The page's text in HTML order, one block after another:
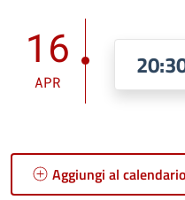
16
APR
Aggiungi al calendario